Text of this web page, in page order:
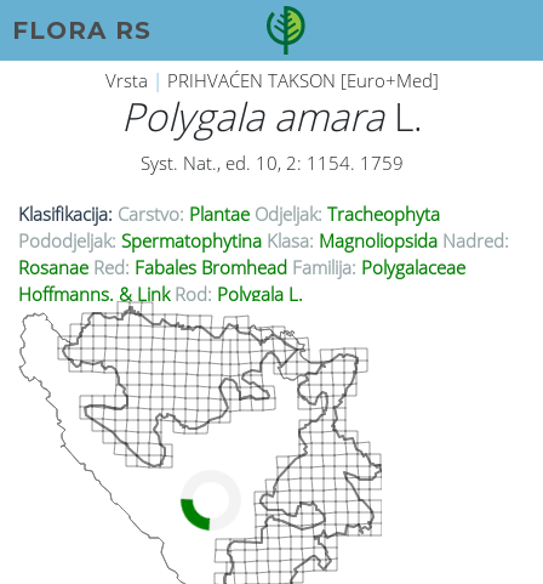
FLORA RS
Vrsta | PRIHVAĆEN TAKSON [Euro+Med]
Polygala amaraL.
Syst. Nat., ed. 10, 2: 1154. 1759
Klasifikacija: Carstvo: Plantae Odjeljak: Tracheophyta
Pododjeljak: Spermatophytina Klasa: Magnoliopsida Nadred:
Rosanae Red: Fabales Bromhead Familija: Polygalaceae
Hoffmanns. & Link Rod: Polygala L.